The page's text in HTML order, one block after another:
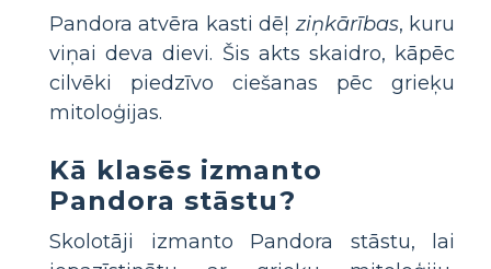
Pandora atvēra kasti dēļ ziņkārības, kuru
viņai deva dievi. Šis akts skaidro, kāpēc
cilvēki piedzīvo ciešanas pēc grieķu
mitoloģijas.
Kā klasēs izmanto
Pandora stāstu?
Skolotāji izmanto Pandora stāstu, lai